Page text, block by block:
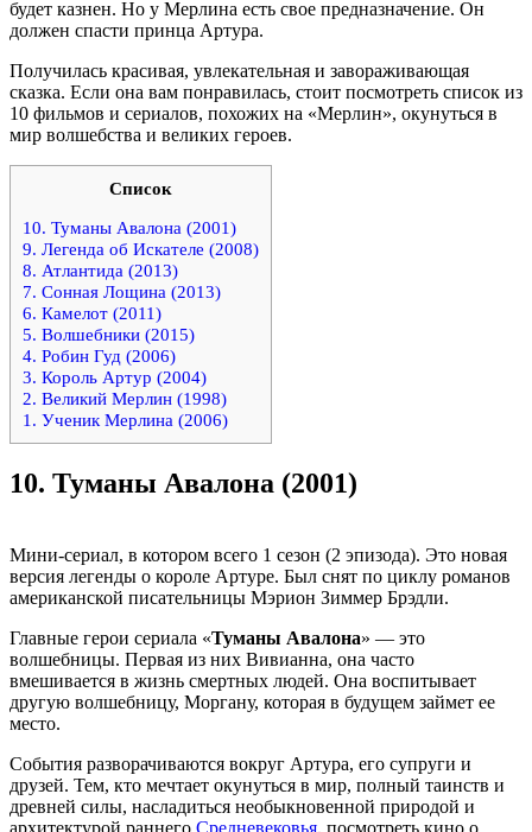
будет казнен. Но у Мерлина есть свое предназначение. Он
должен спасти принца Артура.
Получилась красивая, увлекательная и завораживающая
сказка. Если она вам понравилась, стоит посмотреть список из
10 фильмов и сериалов, похожих на «Мерлин», окунуться в
мир волшебства и великих героев.
Список
10. Туманы Авалона (2001)
9. Легенда об Искателе (2008)
8. Атлантида (2013)
7. Сонная Лощина (2013)
6. Камелот (2011)
5. Волшебники (2015)
4. Робин Гуд (2006)
3. Король Артур (2004)
2. Великий Мерлин (1998)
1. Ученик Мерлина (2006)
10. Туманы Авалона (2001)
Мини-сериал, в котором всего 1 сезон (2 эпизода). Это новая
версия легенды о короле Артуре. Был снят по циклу романов
американской писательницы Мэрион Зиммер Брэдли.
Главные герои сериала «Туманы Авалона» — это
волшебницы. Первая из них Вивианна, она часто
вмешивается в жизнь смертных людей. Она воспитывает
другую волшебницу, Моргану, которая в будущем займет ее
место.
События разворачиваются вокруг Артура, его супруги и
друзей. Тем, кто мечтает окунуться в мир, полный таинств и
древней силы, насладиться необыкновенной природой и
архитектурой раннего Средневековья, посмотреть кино о